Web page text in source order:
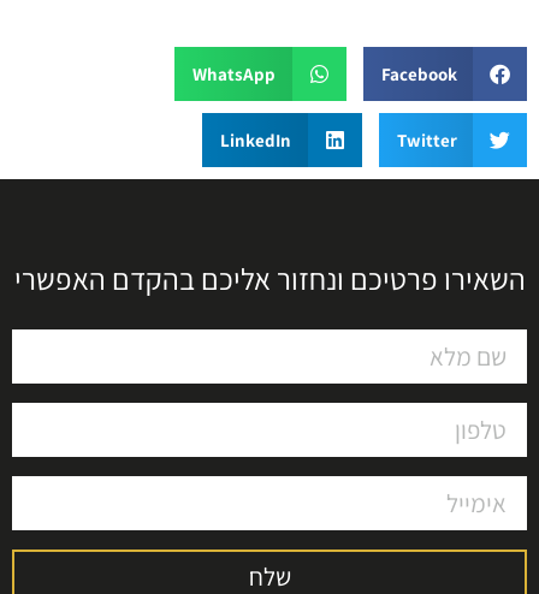
Facebook
WhatsApp
Twitter
LinkedIn
השאירו פרטיכם ונחזור אליכם בהקדם האפשרי
שלח